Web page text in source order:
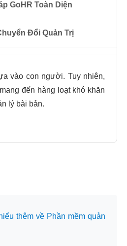
GoHR Toàn Diện
Đổi Quản Trị
vào con người. Tuy nhiên,
đến hàng loạt khó khăn
lý bài bản.
thêm về Phần mềm quản